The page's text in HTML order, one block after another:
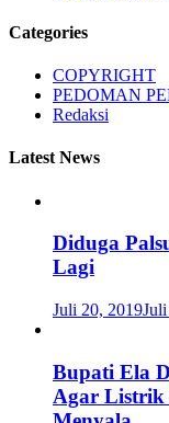
Categories
COPYRIGHT
PEDOMAN
Redaksi
Latest News
Diduga
Lagi
Juli 20, 2019
Bupati Ela
Agar Listrik